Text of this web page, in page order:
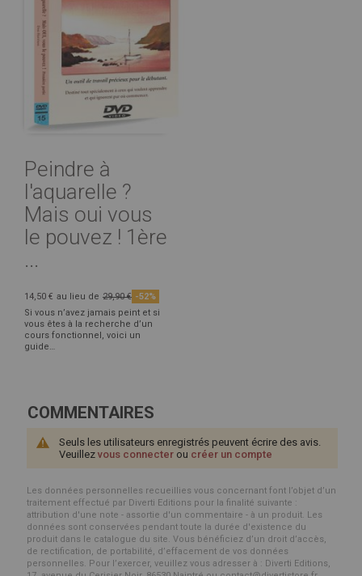
Peindre à
l'aquarelle ?
Mais oui vous
le pouvez ! 1ère
...
14,50 € au lieu de 29,90 € -52%
Si vous n’avez jamais peint et si
vous êtes à la recherche d’un
cours fonctionnel, voici un
guide…
COMMENTAIRES
Seuls les utilisateurs enregistrés peuvent écrire des avis.
Veuillez vous connecter ou créer un compte
Les données personnelles recueillies vous concernant font l’objet d’un
traitement effectué par Diverti Editions pour la finalité suivante :
attribution d'une note - assortie d'un commentaire - à un produit. Les
données sont conservées pendant toute la durée d'existence du
produit dans le catalogue du site. Vous bénéficiez d’un droit d’accès,
de rectification, de portabilité, d’effacement de vos données
personnelles. Pour l’exercer, veuillez vous adresser à : Diverti Editions,